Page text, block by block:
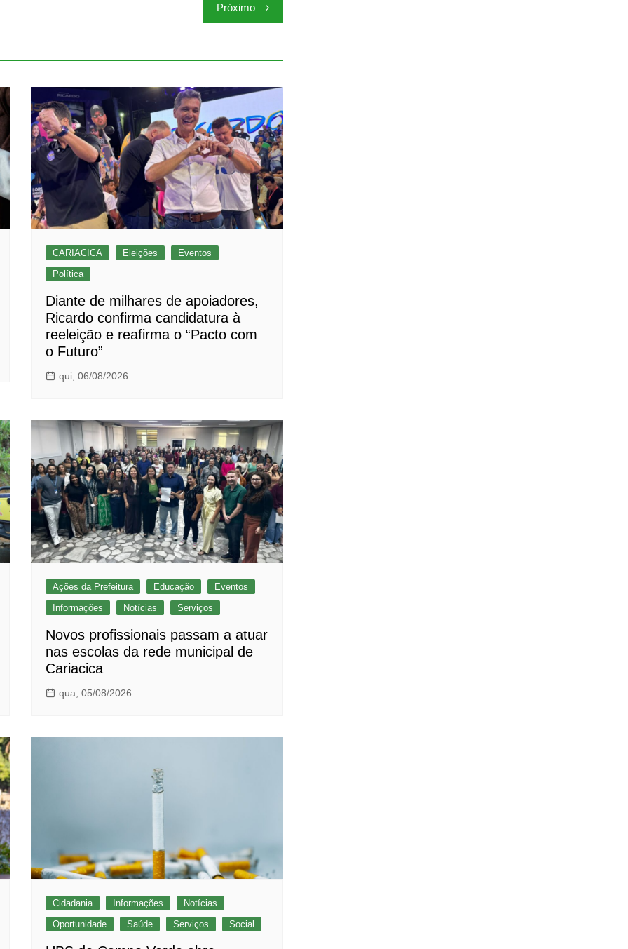
Próximo
CARIACICA Eleições
Eventos
Política
Diante de milhares de apoiadores,
Ricardo confirma candidatura à
reeleição e reafirma o “Pacto com
o Futuro”
qui, 06/08/2026
Ações da Prefeitura Educação
Eventos
Informações
Notícias Serviços
Novos profissionais passam a atuar
nas escolas da rede municipal de
Cariacica
qua, 05/08/2026
Cidadania Informações
Notícias
Oportunidade
Saúde Serviços Social